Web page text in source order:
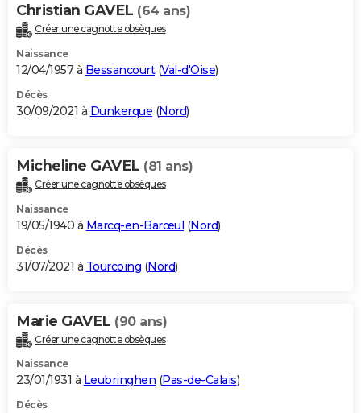
Christian GAVEL (64 ans)
Créer une cagnotte obsèques
Naissance
12/04/1957 à Bessancourt(Val-d'Oise)
Décès
30/09/2021 à Dunkerque (Nord)
Micheline GAVEL (81 ans)
Créer une cagnotte obsèques
Naissance
19/05/1940 à Marcq-en-Barœul (Nord)
Décès
31/07/2021 à Tourcoing (Nord)
Marie GAVEL (90 ans)
Créer une cagnotte obsèques
Naissance
23/01/1931 à Leubringhen (Pas-de-Calais)
Décès